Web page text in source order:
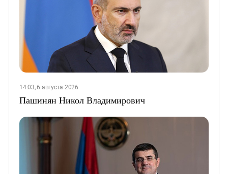
14:03, 6 августа 2026
Пашинян Никол Владимирович